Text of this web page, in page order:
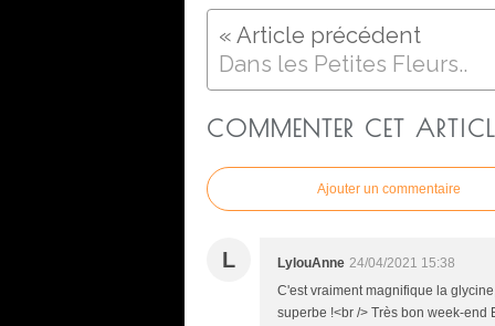
Dans les Petites Fleurs..
COMMENTER CET
Ajouter un commentaire
L LylouAnne 24/04/2021 15:38
C'est vraiment magnifique la
superbe !<br /> Très bon week-end